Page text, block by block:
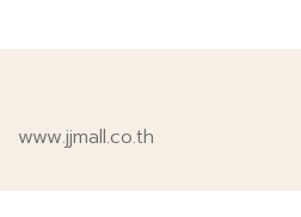
www.jjmall.co.th